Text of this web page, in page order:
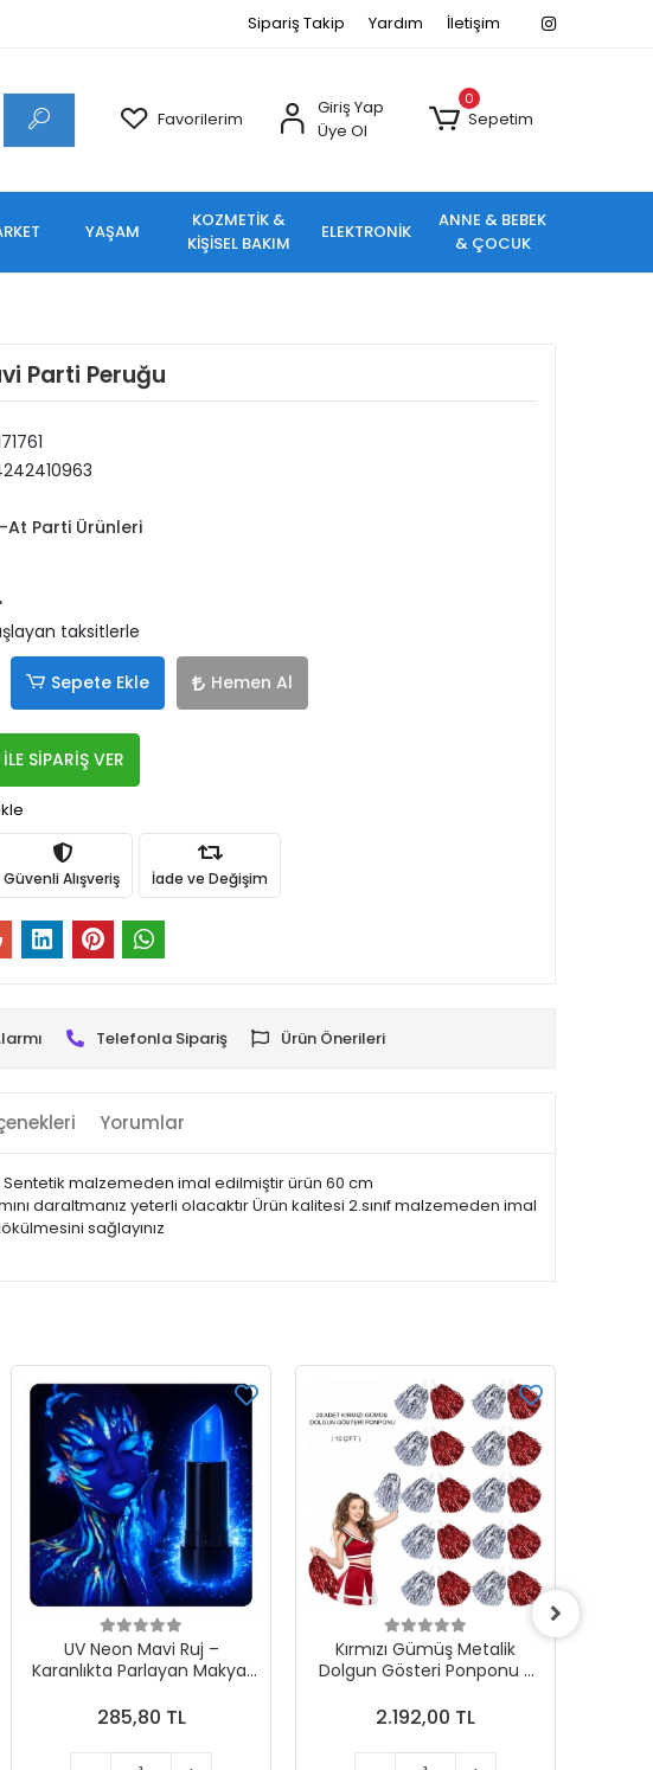
Sipariş Takip Yardım İletişim
Favorilerim
Giriş Yap
Üye Ol
0
Sepetim
YAŞAM
KOZMETİK &
KİŞİSEL BAKIM
ELEKTRONİK
ANNE & BEBEK
& ÇOCUK
Parti Peruğu
At Parti Ürünleri
taksitlerle
Sepete Ekle Hemen Al
SİPARİŞ VER
Güvenli Alışveriş İade ve Değişim
Telefonla Sipariş Ürün Önerileri
Yorumlar
malzemeden imal edilmiştir ürün 60 cm
daraltmanız yeterli olacaktır Ürün kalitesi 2.sınıf malzemeden imal
sağlayınız
UV Neon Mavi Ruj –
Karanlıkta Parlayan Makyaj
285,80 TL
Kırmızı Gümüş Metalik
Dolgun Gösteri Ponponu -
2.192,00 TL